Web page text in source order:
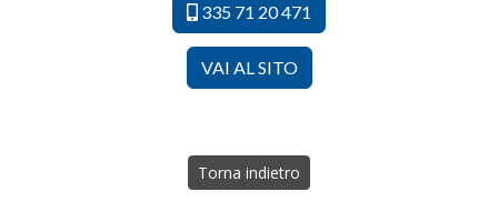
335 71 20 471
VAI AL SITO
Torna indietro